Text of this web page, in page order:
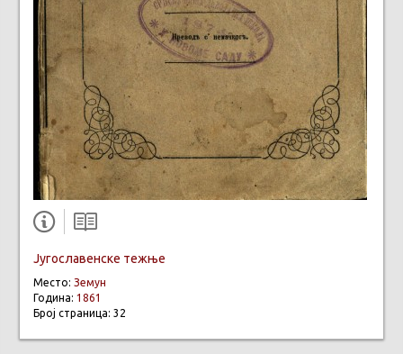
Југославенске тежње
Место: Земун
Година: 1861
Број страница: 32